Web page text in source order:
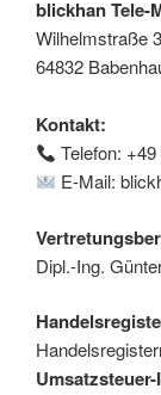
blickhan Tele-
Wilhelmstraße
64832
Kontakt:
Telefon:
E-Mail:
Dipl.-Ing.